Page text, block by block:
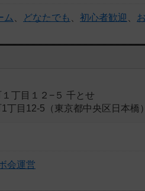
ム、 どなたでも 、 初心者歓迎 、
丁目１２−５ 千とせ
丁目12-5（東京都中央区日本橋
会運営